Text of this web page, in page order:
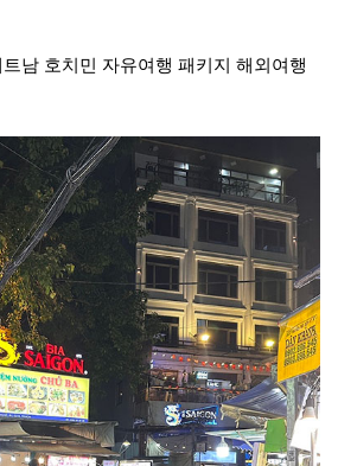
남 호치민 자유여행 패키지 해외여행